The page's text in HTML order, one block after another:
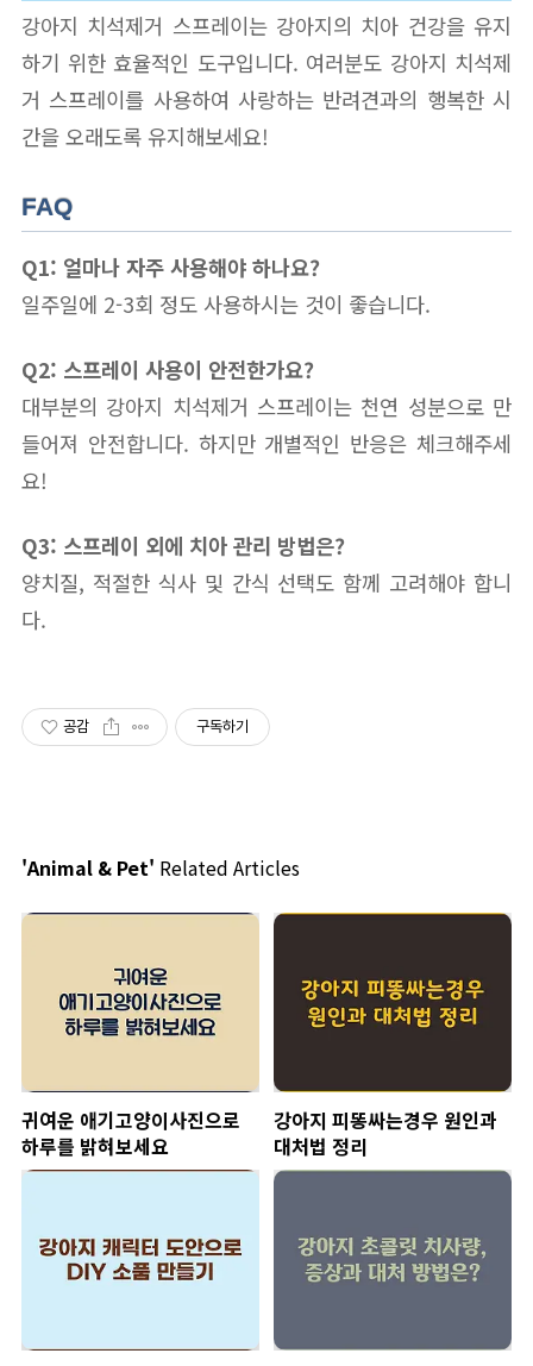
강아지 치석제거 스프레이는 강아지의 치아 건강을 유지
하기 위한 효율적인 도구입니다. 여러분도 강아지 치석제
거 스프레이를 사용하여 사랑하는 반려견과의 행복한 시
간을 오래도록 유지해보세요!
FAQ
Q1: 얼마나 자주 사용해야 하나요?
일주일에 2-3회 정도 사용하시는 것이 좋습니다.
Q2: 스프레이 사용이 안전한가요?
대부분의 강아지 치석제거 스프레이는 천연 성분으로 만
들어져 안전합니다. 하지만 개별적인 반응은 체크해주세
요!
Q3: 스프레이 외에 치아 관리 방법은?
양치질, 적절한 식사 및 간식 선택도 함께 고려해야 합니
다.
공감 구독하기
'Animal & Pet' Related Articles
귀여운 애기고양이사진으로
하루를 밝혀보세요
강아지 피똥싸는경우 원인과
대처법 정리